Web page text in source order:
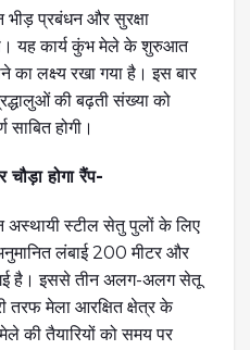
भीड़ प्रबंधन और सुरक्षा
यह कार्य कुंभ मेले के शुरुआत
का लक्ष्य रखा गया है। इस बार
की बढ़ती संख्या को
साबित होगी।
होगा रैंप-
अस्थायी स्टील सेतु पुलों के लिए
लंबाई 200 मीटर और
गई है। इससे तीन अलग-अलग सेतू
तरफ मेला आरक्षित क्षेत्र के
की तैयारियों को समय पर